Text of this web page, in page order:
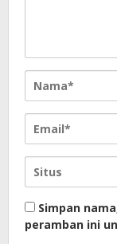
Simpan
peramban ini